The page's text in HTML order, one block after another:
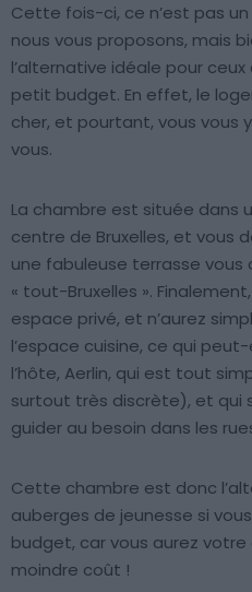
Cette fois-ci, ce n’est pas
nous vous proposons, mais
l’alternative idéale pour
petit budget. En effet, le
cher, et pourtant, vous vous
vous.
La chambre est située dans
centre de Bruxelles, et vous
une fabuleuse terrasse vous
« tout-Bruxelles ».
espace privé, et n’aurez
l’espace cuisine, ce qui
l’hôte, Aerlin, qui est tout
surtout très discrète), et qui
guider au besoin dans les
Cette chambre est donc
auberges de jeunesse si
budget, car vous aurez
moindre coût !